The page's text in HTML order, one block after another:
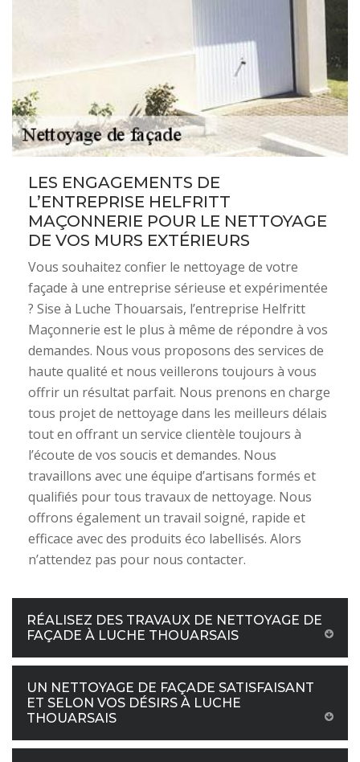
LES ENGAGEMENTS DE
L’ENTREPRISE HELFRITT
MAÇONNERIE POUR LE NETTOYAGE
DE VOS MURS EXTÉRIEURS
Vous souhaitez confier le nettoyage de votre
façade à une entreprise sérieuse et expérimentée
? Sise à Luche Thouarsais, l’entreprise Helfritt
Maçonnerie est le plus à même de répondre à vos
demandes. Nous vous proposons des services de
haute qualité et nous veillerons toujours à vous
offrir un résultat parfait. Nous prenons en charge
tous projet de nettoyage dans les meilleurs délais
tout en offrant un service clientèle toujours à
l’écoute de vos soucis et demandes. Nous
travaillons avec une équipe d’artisans formés et
qualifiés pour tous travaux de nettoyage. Nous
offrons également un travail soigné, rapide et
efficace avec des produits éco labellisés. Alors
n’attendez pas pour nous contacter.
RÉALISEZ DES TRAVAUX DE NETTOYAGE DE
FAÇADE À LUCHE THOUARSAIS
UN NETTOYAGE DE FAÇADE SATISFAISANT
ET SELON VOS DÉSIRS À LUCHE
THOUARSAIS